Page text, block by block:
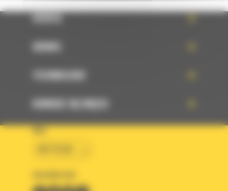
OFERTA
SERWIS
TECHNOLOGIE
DOWIEDZ SIĘ WIĘCEJ
KRAJ